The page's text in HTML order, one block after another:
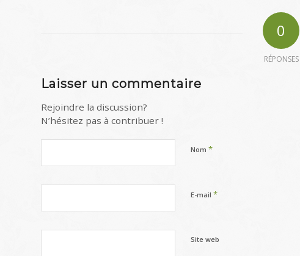
0
RÉPONSES
Laisser un commentaire
Rejoindre la discussion?
N’hésitez pas à contribuer !
Nom *
E-mail *
Site web